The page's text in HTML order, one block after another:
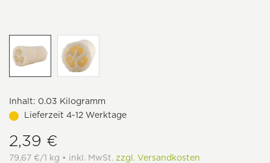
Inhalt: 0.03 Kilogramm
Lieferzeit 4-12 Werktage
2,39 €
79,67 €/1 kg • inkl. MwSt. zzgl. Versandkosten